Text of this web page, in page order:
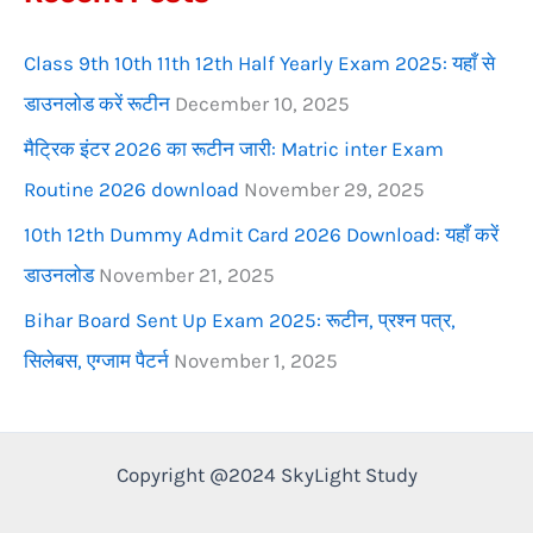
:Class 9th 10th 11th 12th Half Yearly Exam 2025: यहाँ से
डाउनलोड करें रूटीन December 10, 2025
मैट्रिक इंटर 2026 का रूटीन जारी: Matric inter Exam
Routine 2026 download November 29, 2025
10th 12th Dummy Admit Card 2026 Download: यहाँ करें
डाउनलोड November 21, 2025
Bihar Board Sent Up Exam 2025: रूटीन, प्रश्न पत्र,
सिलेबस, एग्जाम पैटर्न November 1, 2025
Copyright @2024 SkyLight Study